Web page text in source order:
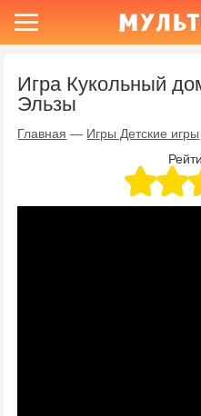
Игра Кукольный
Эльзы
Главная — Игры Детские игры